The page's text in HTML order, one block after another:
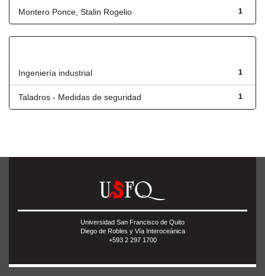
1
Montero Ponce, Stalin Rogelio
1
Ingeniería industrial
1
Taladros - Medidas de seguridad
Universidad San Francisco de Quito
Diego de Robles y Vía Interoceánica
+593 2 297 1700